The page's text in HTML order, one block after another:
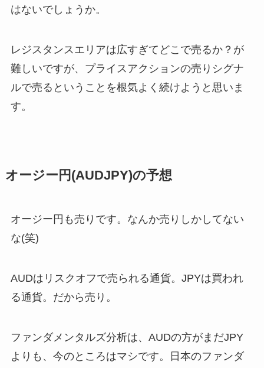
はないでしょうか。
レジスタンスエリアは広すぎてどこで売るか？が
難しいですが、プライスアクションの売りシグナ
ルで売るということを根気よく続けようと思いま
す。
オージー円(AUDJPY)の予想
オージー円も売りです。なんか売りしかしてない
な(笑)
AUDはリスクオフで売られる通貨。JPYは買われ
る通貨。だから売り。
ファンダメンタルズ分析は、AUDの方がまだJPY
よりも、今のところはマシです。日本のファンダ